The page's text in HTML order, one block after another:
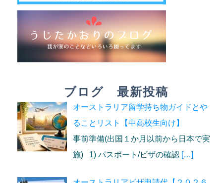
ブログ 最新投稿
オーストラリア留学持ち物ガイドとや
ることリスト【中高校生向け】
事前準備(出国１か月以前から日本で実
施) 1) パスポート/ビザの確認 […]